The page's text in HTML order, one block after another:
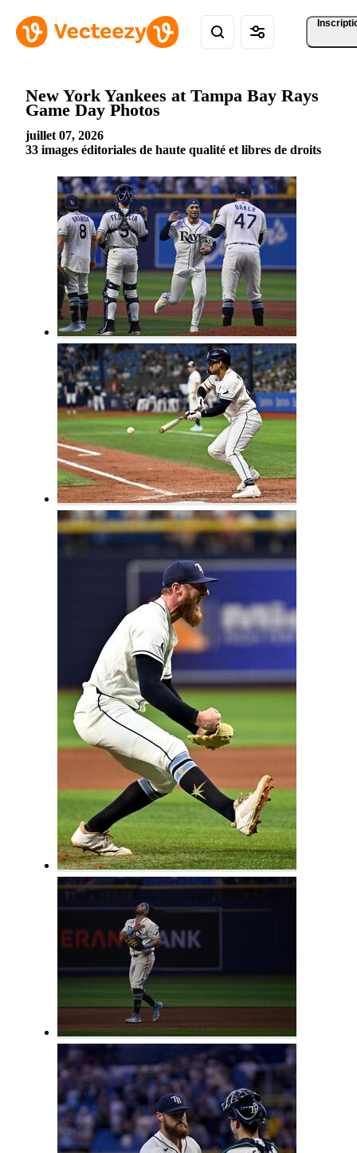
New York Yankees at Tampa Bay Rays
Game Day Photos
juillet 07, 2026
33 images éditoriales de haute qualité et libres de droits